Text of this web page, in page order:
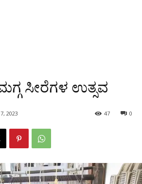
ಸೀರೆಗಳ ಉತ್ಸವ
2023 0
47